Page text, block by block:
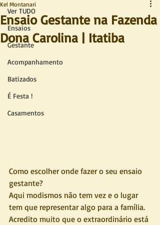
Ver TUDO
Ensaios
Gestante
Acompanhamento
Batizados
É Festa !
Casamentos
Ensaio Gestante na Fazenda
Dona Carolina | Itatiba
Kel Montanari
Como escolher onde fazer o seu ensaio
gestante?
Aqui modismos não tem vez e o lugar
tem que representar algo para a família.
Acredito muito que o extraordinário está